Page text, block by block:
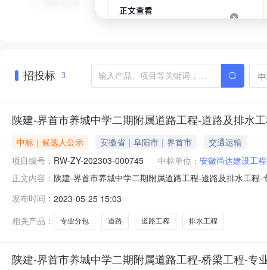
招投标 3
陕建-界首市养城中学二期附属道路工程-道路及排水
中标｜候选人公示 安徽省｜阜阳市｜界首市
交通运输
项目编号： RW-ZY-202303-000745 中标单位： 安徽尚达建设工
正文内容： 陕建-界首市养城中学二期附属道路工程-道路及排水工程
程公司电子邮箱：电话：18256011401说明：投标人或
中标候选
发布时间： 2023-05-25 15:03
相关产品：
专业分包 道路 道路工程 排水工程
陕建-界首市养城中学二期附属道路工程-桥梁工程-专